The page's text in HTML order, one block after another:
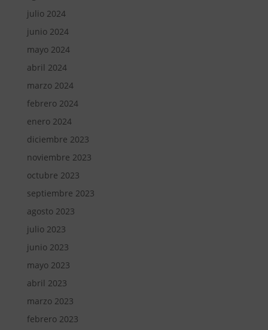
julio 2024
junio 2024
mayo 2024
abril 2024
marzo 2024
febrero 2024
enero 2024
diciembre 2023
noviembre 2023
octubre 2023
septiembre 2023
agosto 2023
julio 2023
junio 2023
mayo 2023
abril 2023
marzo 2023
febrero 2023